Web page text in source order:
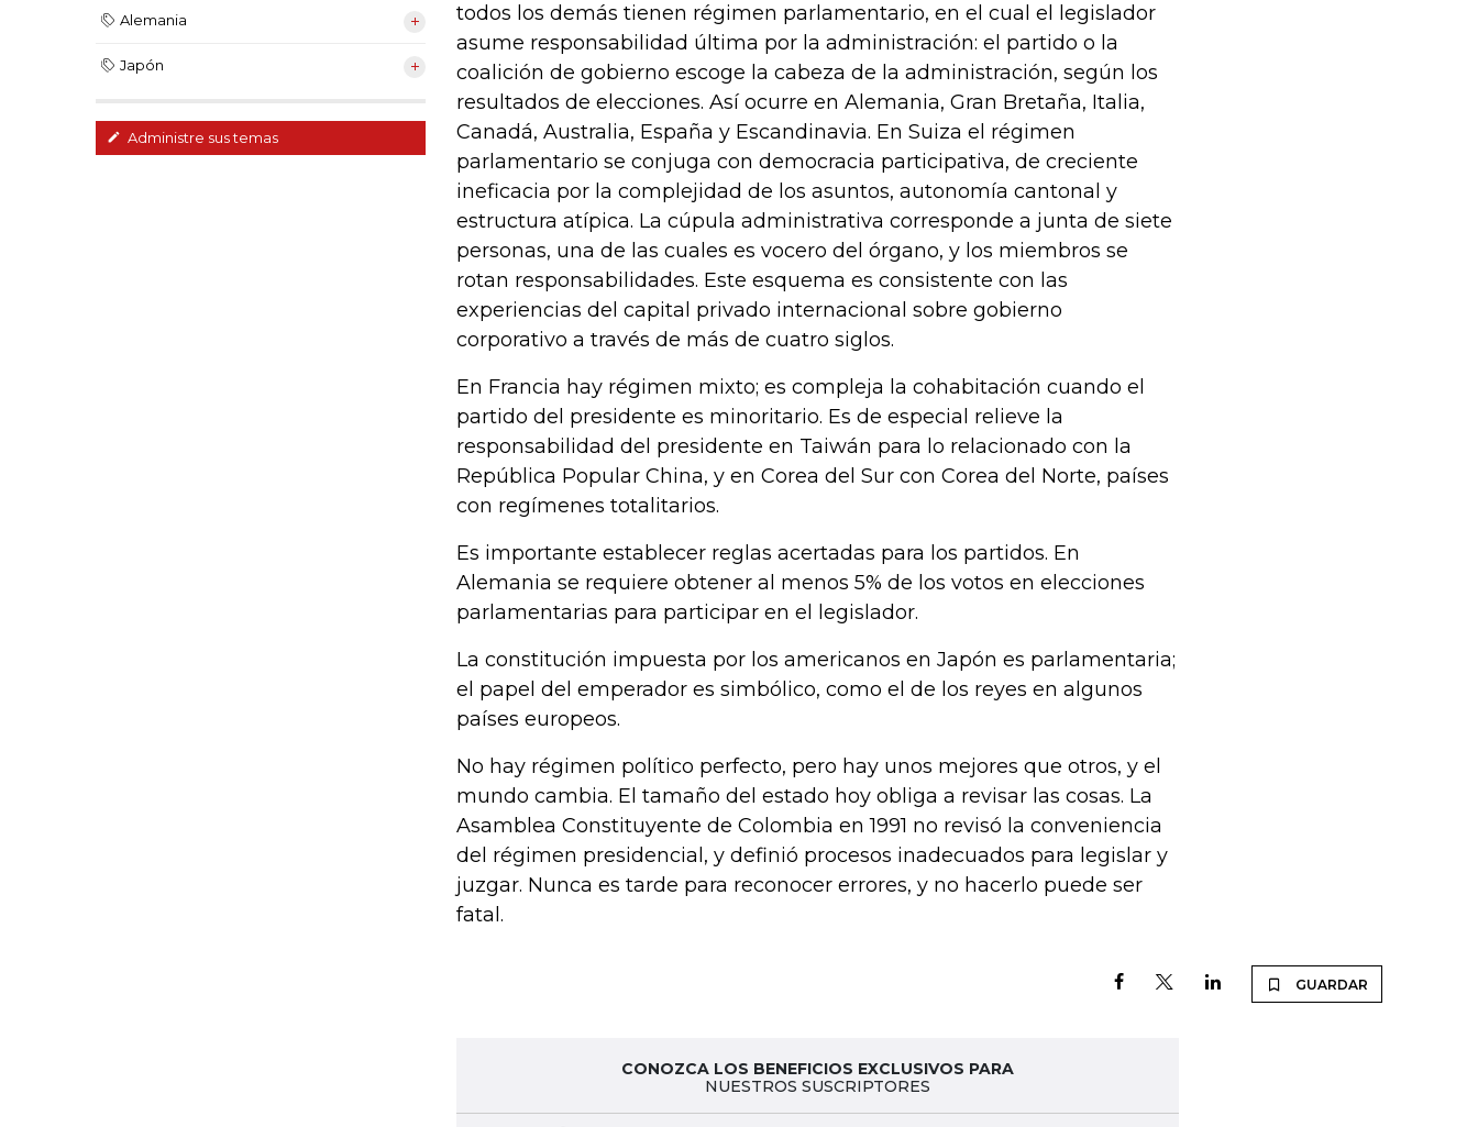
Alemania
Japón
Administre sus temas
todos los demás tienen régimen parlamentario, en el cual el legislador
asume responsabilidad última por la administración: el partido o la
coalición de gobierno escoge la cabeza de la administración, según los
resultados de elecciones. Así ocurre en Alemania, Gran Bretaña, Italia,
Canadá, Australia, España y Escandinavia. En Suiza el régimen
parlamentario se conjuga con democracia participativa, de creciente
ineficacia por la complejidad de los asuntos, autonomía cantonal y
estructura atípica. La cúpula administrativa corresponde a junta de siete
personas, una de las cuales es vocero del órgano, y los miembros se
rotan responsabilidades. Este esquema es consistente con las
experiencias del capital privado internacional sobre gobierno
corporativo a través de más de cuatro siglos.
En Francia hay régimen mixto; es compleja la cohabitación cuando el
partido del presidente es minoritario. Es de especial relieve la
responsabilidad del presidente en Taiwán para lo relacionado con la
República Popular China, y en Corea del Sur con Corea del Norte, países
con regímenes totalitarios.
Es importante establecer reglas acertadas para los partidos. En
Alemania se requiere obtener al menos 5% de los votos en elecciones
parlamentarias para participar en el legislador.
La constitución impuesta por los americanos en Japón es parlamentaria;
el papel del emperador es simbólico, como el de los reyes en algunos
países europeos.
No hay régimen político perfecto, pero hay unos mejores que otros, y el
mundo cambia. El tamaño del estado hoy obliga a revisar las cosas. La
Asamblea Constituyente de Colombia en 1991 no revisó la conveniencia
del régimen presidencial, y definió procesos inadecuados para legislar y
juzgar. Nunca es tarde para reconocer errores, y no hacerlo puede ser
fatal.
GUARDAR
CONOZCA LOS BENEFICIOS EXCLUSIVOS PARA
NUESTROS SUSCRIPTORES